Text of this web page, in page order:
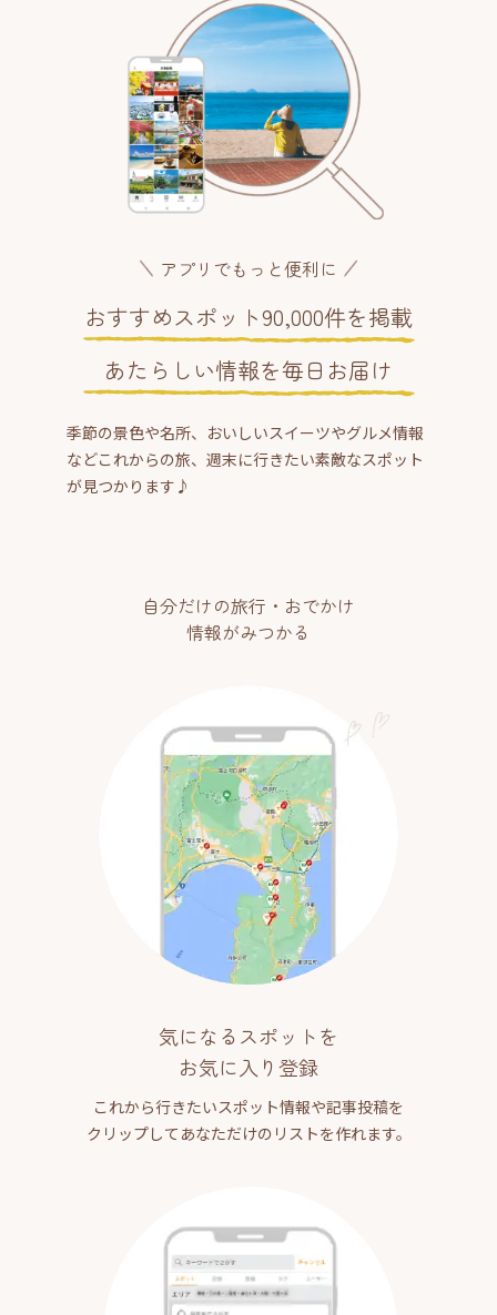
アプリでもっと便利に
おすすめスポット90,000件を掲載
あたらしい情報を毎日お届け
季節の景色や名所、おいしいスイーツやグルメ情報
などこれからの旅、週末に行きたい素敵なスポット
が見つかります♪
自分だけの旅行・おでかけ
情報がみつかる
気になるスポットを
お気に入り登録
これから行きたいスポット情報や記事投稿を
クリップしてあなただけのリストを作れます。